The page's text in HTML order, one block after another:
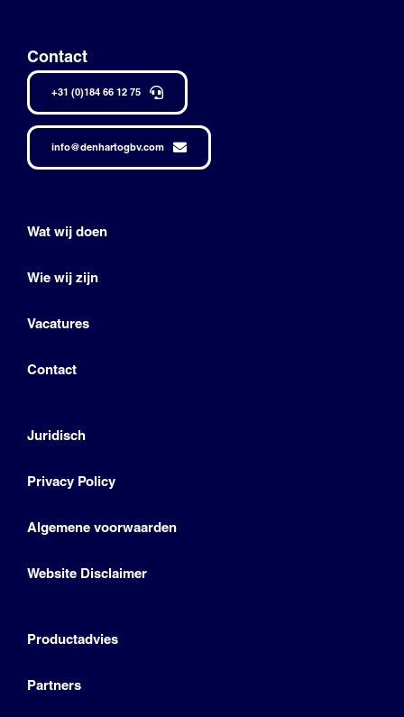
Contact
+31 (0)184 66 12 75
info@denhartogbv.com
Wat wij doen
Wie wij zijn
Vacatures
Contact
Juridisch
Privacy Policy
Algemene voorwaarden
Website Disclaimer
Productadvies
Partners